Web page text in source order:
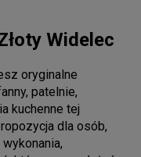
Widelec
oryginalne
patelnie,
kuchenne tej
dla osób,